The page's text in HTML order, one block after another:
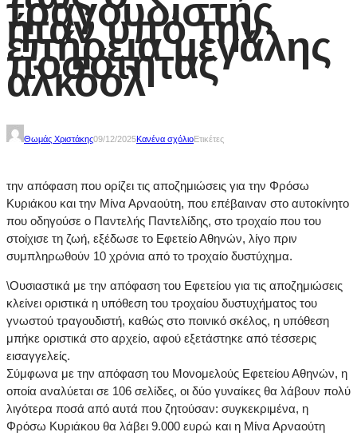
τραγουδιστής
ήταν υπό την
επήρεια μεγάλης
ποσότητας
αλκοόλ
Θωμάς Χριστάκης09/12/2025Κανένα σχόλιοΕτικέτες
την απόφαση που ορίζει τις αποζημιώσεις για την Φρόσω
Κυριάκου και την Μίνα Αρναούτη, που επέβαιναν στο αυτοκίνητο
που οδηγούσε ο Παντελής Παντελίδης, στο τροχαίο που του
στοίχισε τη ζωή, εξέδωσε το Εφετείο Αθηνών, λίγο πριν
συμπληρωθούν 10 χρόνια από το τροχαίο δυστύχημα.
\Ουσιαστικά με την απόφαση του Εφετείου για τις αποζημιώσεις
κλείνει οριστικά η υπόθεση του τροχαίου δυστυχήματος του
γνωστού τραγουδιστή, καθώς στο ποινικό σκέλος, η υπόθεση
μπήκε οριστικά στο αρχείο, αφού εξετάστηκε από τέσσερις
εισαγγελείς.
Σύμφωνα με την απόφαση του Μονομελούς Εφετείου Αθηνών, η
οποία αναλύεται σε 106 σελίδες, οι δύο γυναίκες θα λάβουν πολύ
λιγότερα ποσά από αυτά που ζητούσαν: συγκεκριμένα, η
Φρόσω Κυριάκου θα λάβει 9.000 ευρώ και η Μίνα Αρναούτη